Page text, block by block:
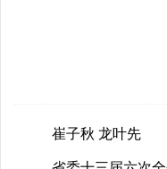
崔子秋 龙叶先